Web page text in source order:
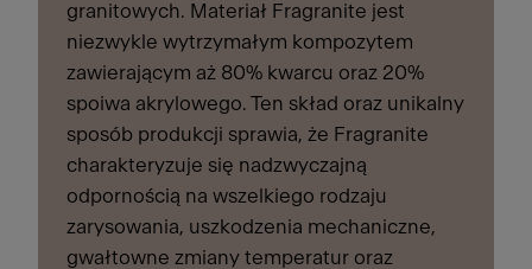
granitowych. Materiał Fragranite jest
niezwykle wytrzymałym kompozytem
zawierającym aż 80% kwarcu oraz 20%
spoiwa akrylowego. Ten skład oraz unikalny
sposób produkcji sprawia, że Fragranite
charakteryzuje się nadzwyczajną
odpornością na wszelkiego rodzaju
zarysowania, uszkodzenia mechaniczne,
gwałtowne zmiany temperatur oraz